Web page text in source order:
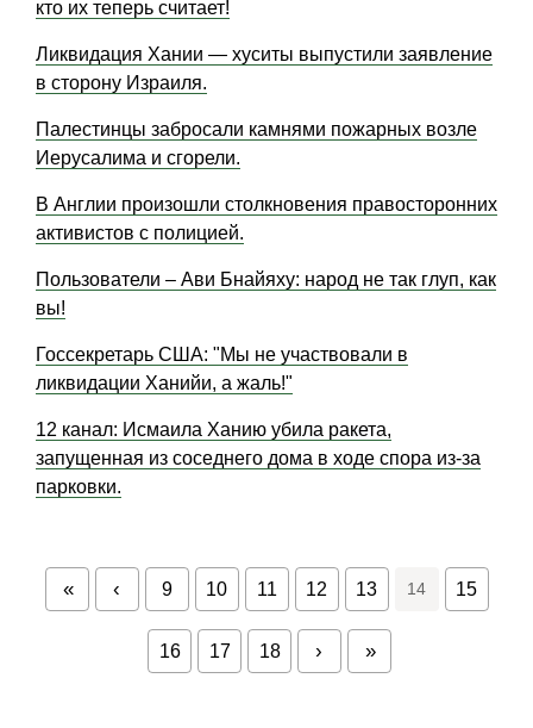
кто их теперь считает!
Ликвидация Хании — хуситы выпустили заявление
в сторону Израиля.
Палестинцы забросали камнями пожарных возле
Иерусалима и сгорели.
В Англии произошли столкновения правосторонних
активистов с полицией.
Пользователи – Ави Бнайяху: народ не так глуп, как
вы!
Госсекретарь США: "Мы не участвовали в
ликвидации Ханийи, а жаль!"
12 канал: Исмаила Ханию убила ракета,
запущенная из соседнего дома в ходе спора из-за
парковки.
9 10 11 12 13 14 15
16 17 18